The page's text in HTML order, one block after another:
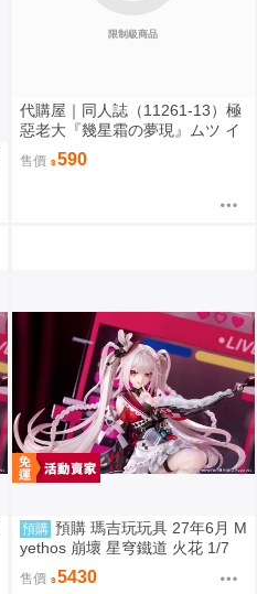
限制級商品
代購屋｜同人誌（11261-13）極
惡老大『幾星霜の夢現』ムツ イ
チメモリ
售價 590
預購 預購 瑪吉玩玩具 27年6月 M
yethos 崩壞 星穹鐵道 火花 1/7
特典版 壓克力打卡棒 1009
售價 5430